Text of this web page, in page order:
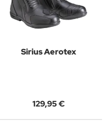
Sirius Aerotex
129,95 €